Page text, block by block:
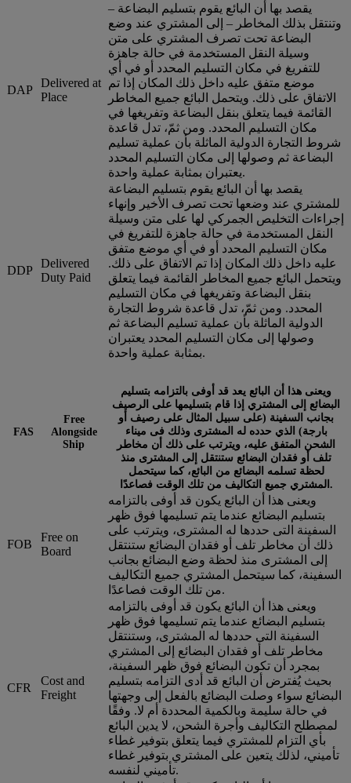
DAP
Delivered at
Place
يقصد بها أن البائع يقوم بتسليم البضاعة –
وتنتقل بذلك المخاطر – إلى المشتري عند وضع
البضاعة تحت تصرف المشتري على متن
وسيلة النقل المستخدمة في حالة جاهزة
للتفريغ في مكان التسليم المحدد أو في أي
موضع متفق عليه داخل ذلك المكان إذا تم
الاتفاق على ذلك. ويتحمل البائع جميع المخاطر
القائمة فيما يتعلق بنقل البضاعة وتفريغها في
مكان التسليم المحدد. ومن ثمّ، تدل قاعدة
شروط التجارة الدولية الماثلة بأن عملية تسليم
البضاعة ثم وصولها إلى مكان التسليم المحدد
يعتبران بمثابة عملية واحدة.
DDP
Delivered
Duty Paid
يقصد بها أن البائع يقوم بتسليم البضاعة
للمشتري عند وضعها تحت تصرف الأخير وإنهاء
إجراءات التخليص الجمركي لها على متن وسيلة
النقل المستخدمة في حالة جاهزة للتفريغ في
مكان التسليم المحدد أو في أي موضع متفق
عليه داخل ذلك المكان إذا تم الاتفاق على ذلك.
ويتحمل البائع جميع المخاطر القائمة فيما يتعلق
بنقل البضاعة وتفريغها في مكان التسليم
المحدد. ومن ثمّ، تدل قاعدة شروط التجارة
الدولية الماثلة بأن عملية تسليم البضاعة ثم
وصولها إلى مكان التسليم المحدد يعتبران
بمثابة عملية واحدة.
FAS
Free
Alongside
Ship
ويعنى هذا أن البائع يعد قد أوفى بالتزامه بتسليم
البضائع إلى المشتري إذا قام بتسليمها على الرصيف
بجانب السفينة (على سبيل المثال على رصيف أو
بارجة) الذي حدده له المشترى وذلك فى ميناء
الشحن المتفق عليه، ويترتب على ذلك أن مخاطر
تلف أو فقدان البضائع ستنتقل إلى المشترى منذ
لحظة تسلمه البضائع من البائع، كما سيتحمل
المشتري جميع التكاليف من تلك الوقت فصاعدًا.
FOB
Free on
Board
ويعنى هذا أن البائع يكون قد أوفى بالتزامه
بتسليم البضائع عندما يتم تسليمها فوق ظهر
السفينة التى حددها له المشترى، ويترتب على
ذلك أن مخاطر تلف أو فقدان البضائع ستنتقل
إلى المشترى منذ لحظة وضع البضائع بجانب
السفينة، كما سيتحمل المشتري جميع التكاليف
من تلك الوقت فصاعدًا.
CFR
Cost and
Freight
ويعنى هذا أن البائع يكون قد أوفى بالتزامه
بتسليم البضائع عندما يتم تسليمها فوق ظهر
السفينة التى حددها له المشترى، وستنتقل
مخاطر تلف أو فقدان البضائع إلى المشتري
بمجرد أن تكون البضائع فوق ظهر السفينة،
بحيث يُفترض أن البائع قد أدى التزامه بتسليم
البضائع سواء وصلت البضائع بالفعل إلى وجهتها
في حالة سليمة وبالكمية المحددة أم لا. وفقًا
لمصطلح التكاليف وأجرة الشحن، لا يدين البائع
بأي التزام للمشتري فيما يتعلق بتوفير غطاء
تأميني، لذلك يتعين على المشتري بتوفير غطاء
تأميني لنفسه.